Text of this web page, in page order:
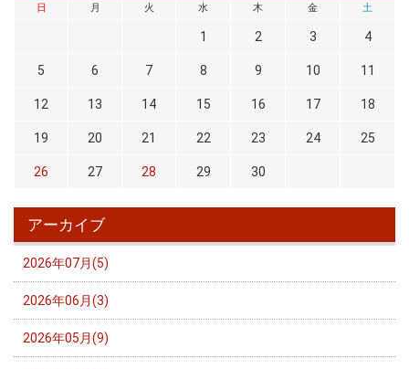
日 月 火 水 木 金 土
1 2 3 4
5 6 7 8 9 10 11
12 13 14 15 16 17 18
19 20 21 22 23 24 25
26 27 28 29 30
アーカイブ
2026年07月(5)
2026年06月(3)
2026年05月(9)